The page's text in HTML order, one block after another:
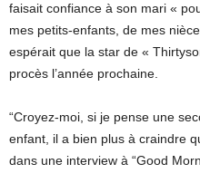
faisait confiance à son mari «
mes petits-enfants, de mes
espérait que la star de «
procès l’année prochaine.
“Croyez-moi, si je pense une
enfant, il a bien plus à craindre
dans une interview à “Good